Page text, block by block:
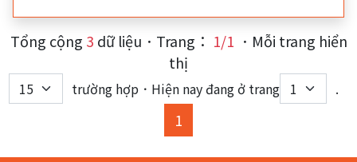
Tổng cộng 3 dữ liệu．Trang： 1/1 ．Mỗi trang hiển
thị
trường hợp．Hiện nay đang ở trang .
1